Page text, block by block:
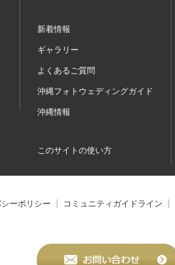
新着情報
ギャラリー
よくあるご質問
沖縄フォトウェディングガイド
沖縄情報
このサイトの使い方
ーポリシー コミュニティガイドライン